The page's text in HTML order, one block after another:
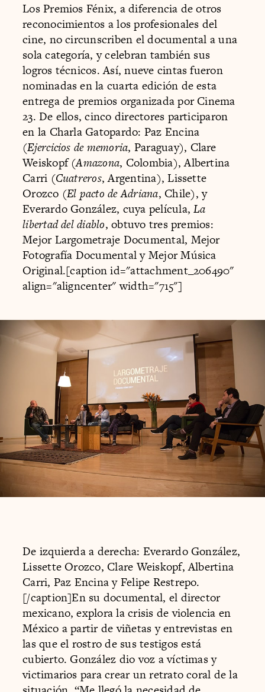
Los Premios Fénix, a diferencia de otros
reconocimientos a los profesionales del
cine, no circunscriben el documental a una
sola categoría, y celebran también sus
logros técnicos. Así, nueve cintas fueron
nominadas en la cuarta edición de esta
entrega de premios organizada por Cinema
23. De ellos, cinco directores participaron
en la Charla Gatopardo: Paz Encina
(Ejercicios de memoria, Paraguay), Clare
Weiskopf (Amazona, Colombia), Albertina
Carri (Cuatreros, Argentina), Lissette
Orozco (El pacto de Adriana, Chile), y
Everardo González, cuya película,La
libertad del diablo, obtuvo tres premios:
Mejor Largometraje Documental, Mejor
Fotografía Documental y Mejor Música
Original.[caption id="attachment_206490"
align="aligncenter" width="715"]
De izquierda a derecha: Everardo González,
Lissette Orozco, Clare Weiskopf, Albertina
Carri, Paz Encina y Felipe Restrepo.
[/caption]En su documental, el director
mexicano, explora la crisis de violencia en
México a partir de viñetas y entrevistas en
las que el rostro de sus testigos está
cubierto. González dio voz a víctimas y
victimarios para crear un retrato coral de la